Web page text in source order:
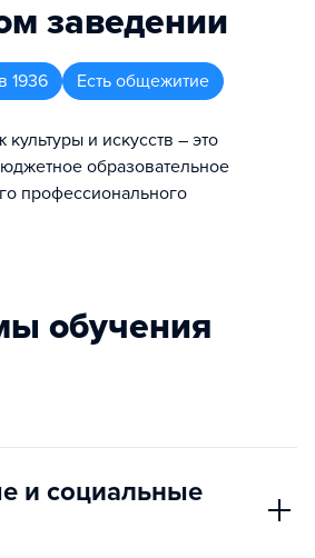
заведении
1936 Есть общежитие
и искусств – это
образовательное
профессионального
обучения
и социальные